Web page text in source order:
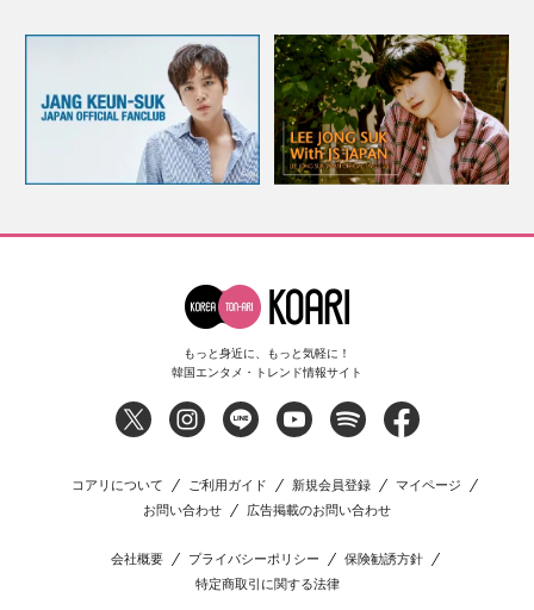
もっと身近に、もっと気軽に！
韓国エンタメ・トレンド情報サイト
コアリについて ご利用ガイド 新規会員登録
マイページ
お問い合わせ
広告掲載のお問い合わせ
会社概要 プライバシーポリシー
保険勧誘方針
特定商取引に関する法律